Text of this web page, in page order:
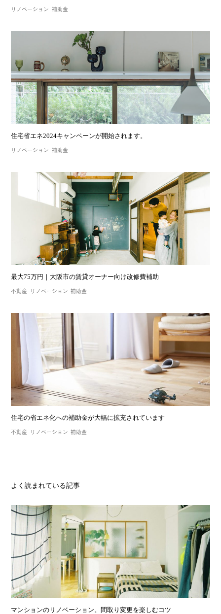
リノベーション 補助金
住宅省エネ2024キャンペーンが開始されます。
リノベーション 補助金
最大75万円｜大阪市の賃貸オーナー向け改修費補助
不動産 リノベーション 補助金
住宅の省エネ化への補助金が大幅に拡充されています
不動産 リノベーション 補助金
よく読まれている記事
マンションのリノベーション。間取り変更を楽しむコツ